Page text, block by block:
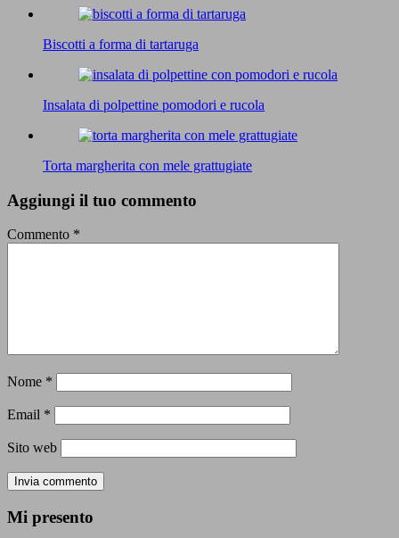
Biscotti a forma di tartaruga
Insalata di polpettine pomodori e rucola
Torta margherita con mele grattugiate
Aggiungi il tuo commento
Commento *
Nome *
Email *
Sito web
Mi presento